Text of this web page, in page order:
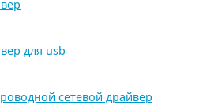
для usb
сетевой драйвер